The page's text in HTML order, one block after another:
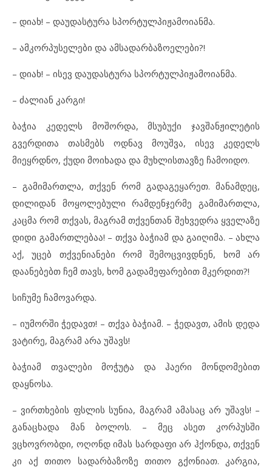
– დიახ! – დაუდასტურა სპორტულპიჟამოიანმა.
– ამკორპუსელები და ამსადარბაზოელები?!
– დიახ! – ისევ დაუდასტურა სპორტულპიჟამოიანმა.
– ძალიან კარგი!
ბაჭია კედელს მოშორდა, მსუბუქი ჯავშანჟილეტის
გვერდითა თასმებს ოდნავ მოუშვა, ისევ კედელს
მიეყრდნო, ქუდი მოიხადა და მუხლისთავზე ჩამოიდო.
– გამიმართლა, თქვენ რომ გადაგეყარეთ. მანამდეც,
დილიდან მოყოლებული რამდენჯერმე გამიმართლა,
კაცმა რომ თქვას, მაგრამ თქვენთან შეხვედრა ყველაზე
დიდი გამართლებაა! – თქვა ბაჭიამ და გაიღიმა. – ახლა
აქ, უცებ თქვენიანები რომ შემოცვივდნენ, ხომ არ
დაანებებთ ჩემ თავს, ხომ გადამეფარებით მკერდით?!
სიჩუმე ჩამოვარდა.
– იუმორში ჭედავთ! – თქვა ბაჭიამ. – ჭედავთ, ამის დედა
ვატირე, მაგრამ არა უშავს!
ბაჭიამ თვალები მოჭუტა და ჰაერი მონდომებით
დაყნოსა.
– ვირთხების ფსლის სუნია, მაგრამ ამასაც არ უშავს! –
განაცხადა მან ბოლოს. – მეც ასეთ კორპუსში
ვცხოვრობდი, ოღონდ იმას სარდაფი არ ჰქონდა, თქვენ
კი აქ თითო სადარბაზოზე თითო გქონიათ. კარგია,